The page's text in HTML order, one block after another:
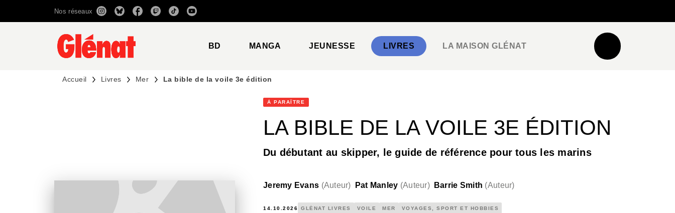
RECHERCHE CONTENU
Nos réseaux
BD MANGA JEUNESSE LIVRES LA MAISON GLÉNAT
Accueil Livres Mer La bible de la voile 3e édition
À PARAÎTRE
LA BIBLE DE LA VOILE 3E ÉDITION
Du débutant au skipper, le guide de référence pour tous les marins
Jeremy Evans (Auteur) Pat Manley (Auteur) Barrie Smith (Auteur)
14.10.2026 GLÉNAT LIVRES VOILE MER VOYAGES, SPORT ET HOBBIES